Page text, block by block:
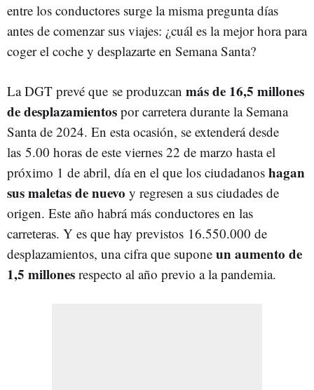
entre los conductores surge la misma pregunta días
antes de comenzar sus viajes: ¿cuál es la mejor hora para
coger el coche y desplazarte en Semana Santa?
La DGT prevé que se produzcan más de 16,5 millones
de desplazamientos por carretera durante la Semana
Santa de 2024. En esta ocasión, se extenderá desde
las 5.00 horas de este viernes 22 de marzo hasta el
próximo 1 de abril, día en el que los ciudadanos hagan
sus maletas de nuevo y regresen a sus ciudades de
origen. Este año habrá más conductores en las
carreteras. Y es que hay previstos 16.550.000 de
desplazamientos, una cifra que supone un aumento de
1,5 millones respecto al año previo a la pandemia.